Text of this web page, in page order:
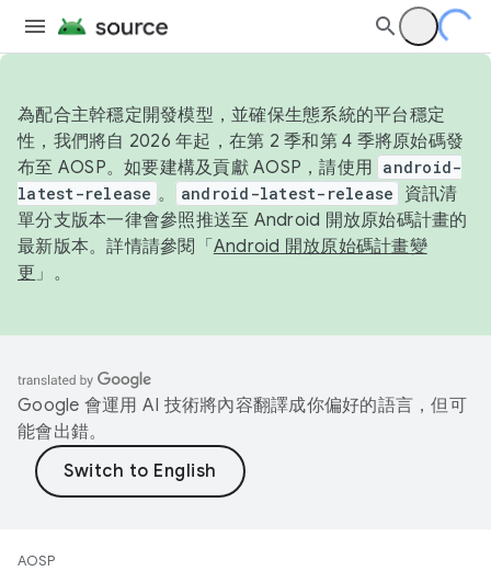
為配合主幹穩定開發模型，並確保生態系統的平台穩定
性，我們將自 2026 年起，在第 2 季和第 4 季將原始碼發
布至 AOSP。如要建構及貢獻 AOSP，請使用 android-
latest-release 。 android-latest-release
資訊清
單分支版本一律會參照推送至 Android 開放原始碼計畫的
最新版本。詳情請參閱「 Android 開放原始碼計畫變
更 」。
Google 會運用 AI 技術將內容翻譯成你偏好的語言，但可
能會出錯。
AOSP